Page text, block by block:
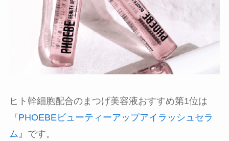
ヒト幹細胞配合のまつげ美容液おすすめ第1位は
『PHOEBEビューティーアップアイラッシュセラ
ム』です。